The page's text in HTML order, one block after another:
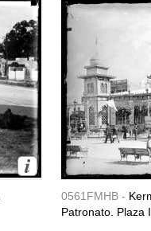
0561FMHB -
Patronato. Plaza